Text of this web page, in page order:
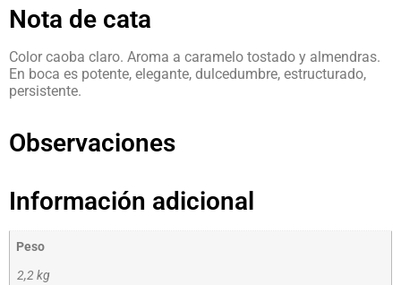
Nota de cata
Color caoba claro. Aroma a caramelo tostado y almendras.
En boca es potente, elegante, dulcedumbre, estructurado,
persistente.
Observaciones
Información adicional
Peso
2,2 kg